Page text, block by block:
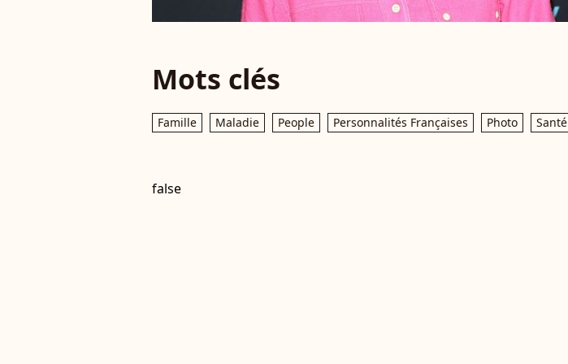
Mots clés
Famille Maladie People Personnalités Françaises Photo Santé
false